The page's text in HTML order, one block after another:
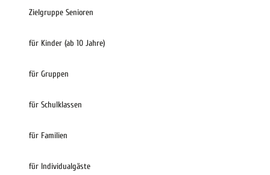
Zielgruppe Senioren
für Kinder (ab 10 Jahre)
für Gruppen
für Schulklassen
für Familien
für Individualgäste